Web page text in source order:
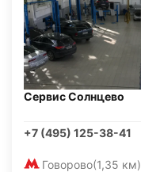
Сервис Солнцево
+7 (495) 125-38-41
Говорово(1,35 км)